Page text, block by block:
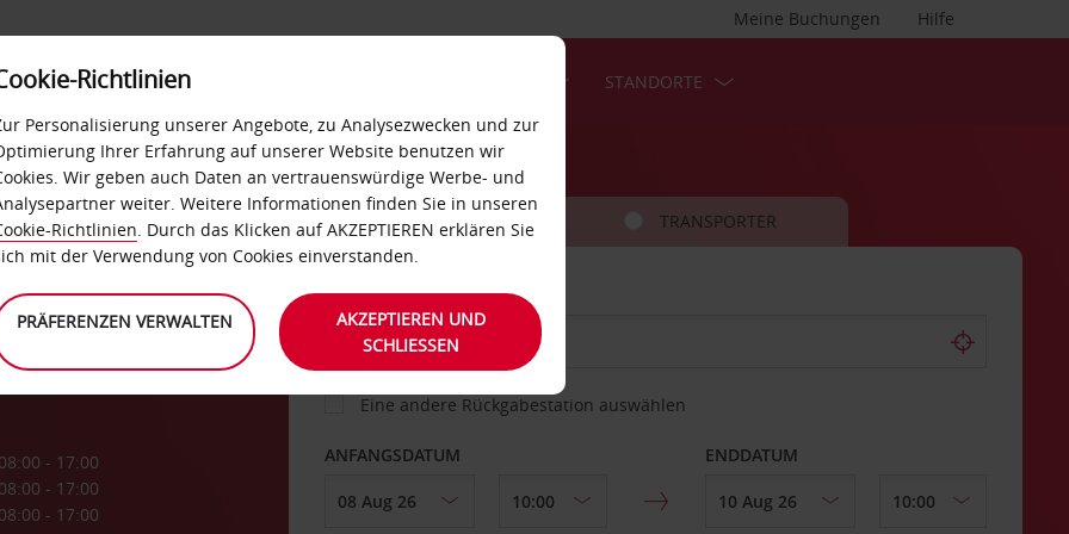
Hilfe
Meine Buchungen
SELF-SERVICES STANDORTE
08:00 - 17:00
08:00 - 17:00
08:00 - 17:00
FAHRZEUG TRANSPORTER
ABHOLEN VON
Eine andere Rückgabestation auswählen
ANFANGSDATUM ENDDATUM
Richtlinien
Personalisierung unserer Angebote, zu Analysezwecken und zur
Ihrer Erfahrung auf unserer Website benutzen wir
Wir geben auch Daten an vertrauenswürdige Werbe- und
weiter. Weitere Informationen finden Sie in unseren
Richtlinien. Durch das Klicken auf AKZEPTIEREN erklären Sie
mit der Verwendung von Cookies einverstanden.
PRÄFERENZEN VERWALTEN
AKZEPTIEREN UND
SCHLIESSEN